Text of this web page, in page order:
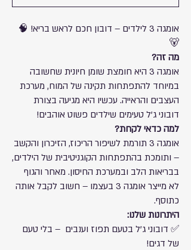
אומגה 3 לילדים – דובון חכם לראש בריא! 🧠
🐻
מה זה?
אומגה 3 היא חומצת שומן חיונית שחשובה
במיוחד להתפתחות תקינה של המוח, מערכת
העצבים והראייה. עכשיו היא מגיעה בצורת
דובוני ג'ל טעימים שילדים פשוט אוהבים!
למה כדאי לקחת?
אומגה 3 תורמת לשיפור הריכוז, הזיכרון והקשב
– ותומכת בהתפתחות הקוגניטיבית של הילדים,
בבריאות הלב ובמערכת החיסון. מאחר והגוף
לא מייצר אומגה 3 בעצמו – חשוב לקבל אותה
כתוסף.
היתרונות שלנו:
✅ דובוני ג'ל בטעם תפוז וענבים – בלי טעם
של דגים!